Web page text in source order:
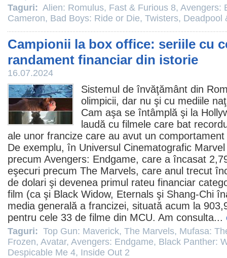
Taguri: Alien: Romulus, Fast & Furious 8, Avengers:
Cameron, Bad Boys: Ride or Die, Twisters, Deadpool
Campionii la box office: seriile cu
randament financiar din istorie
16.07.2024
Sistemul de învăţământ din
olimpicii, dar nu şi cu mediile
Cam aşa se întâmplă şi la
laudă cu filmele care bat
ale unor francize care au avut un
De exemplu, în Universul Cinematografic
precum Avengers: Endgame, care a încasat
eşecuri precum The Marvels, care anul trecut
de dolari şi devenea primul rateu financiar
film (ca şi Black Widow, Eternals şi Shang-Chi
media generală a francizei, situată acum la
pentru cele 33 de filme din MCU. Am consulta...
Taguri: Top Gun: Maverick, The Marvels, Mufasa:
Frozen, Avatar, Avengers: Endgame, Black Panther:
Despicable Me 4, Inside Out 2